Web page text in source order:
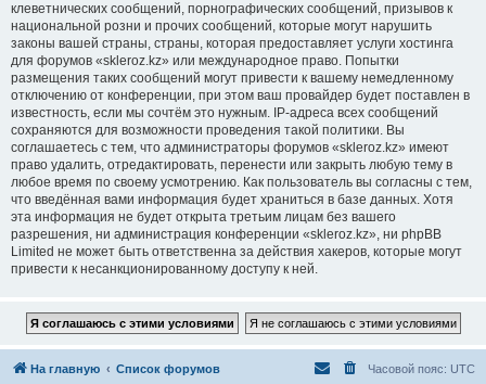
клеветнических сообщений, порнографических сообщений, призывов к
национальной розни и прочих сообщений, которые могут нарушить
законы вашей страны, страны, которая предоставляет услуги хостинга
для форумов «skleroz.kz» или международное право. Попытки
размещения таких сообщений могут привести к вашему немедленному
отключению от конференции, при этом ваш провайдер будет поставлен в
известность, если мы сочтём это нужным. IP-адреса всех сообщений
сохраняются для возможности проведения такой политики. Вы
соглашаетесь с тем, что администраторы форумов «skleroz.kz» имеют
право удалить, отредактировать, перенести или закрыть любую тему в
любое время по своему усмотрению. Как пользователь вы согласны с тем,
что введённая вами информация будет храниться в базе данных. Хотя
эта информация не будет открыта третьим лицам без вашего
разрешения, ни администрация конференции «skleroz.kz», ни phpBB
Limited не может быть ответственна за действия хакеров, которые могут
привести к несанкционированному доступу к ней.
На главную Список форумов Часовой пояс: UTC